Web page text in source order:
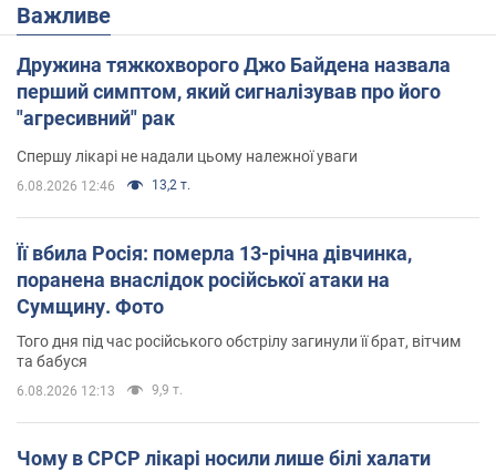
Важливе
Дружина тяжкохворого Джо Байдена назвала
перший симптом, який сигналізував про його
"агресивний" рак
Спершу лікарі не надали цьому належної уваги
6.08.2026 12:46 13,2 т.
Її вбила Росія: померла 13-річна дівчинка,
поранена внаслідок російської атаки на
Сумщину. Фото
Того дня під час російського обстрілу загинули її брат, вітчим
та бабуся
6.08.2026 12:13 9,9 т.
Чому в СРСР лікарі носили лише білі халати